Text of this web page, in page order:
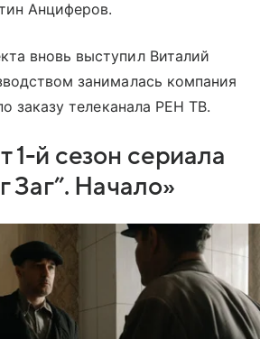
Анциферов.
вновь выступил Виталий
занималась компания
заказу телеканала РЕН ТВ.
1-й сезон сериала
Заг”. Начало»